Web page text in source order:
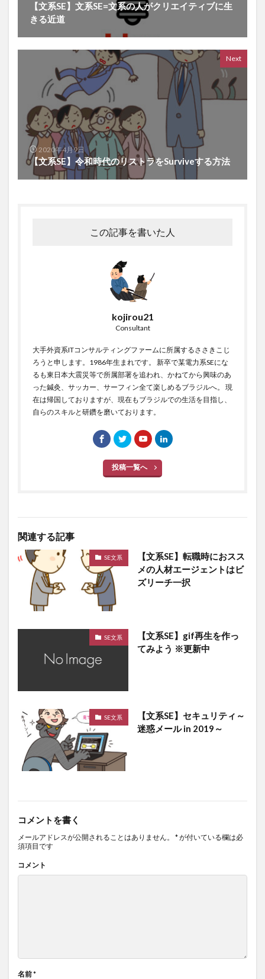
【文系SE】文系SE=文系の人がクリエイティブに生
きる近道
Next
2020年4月9日
【文系SE】令和時代のリストラをSurviveする方法
この記事を書いた人
kojirou21
Consultant
大手外資系ITコンサルティングファームに所属するささきこじ
ろうと申します。1986年生まれです。 新卒で某電力系SEにな
るも東日本大震災等で所属部署を追われ、かねてから興味のあ
った鍼灸、サッカー、サーフィン全て楽しめるブラジルへ。 現
在は帰国しておりますが、現在もブラジルでの生活を目指し、
自らのスキルと研鑽を磨いております。
投稿一覧へ
関連する記事
SE文系
【文系SE】転職時におスス
メの人材エージェントはビ
ズリーチ一択
SE文系
【文系SE】gif再生を作っ
てみよう ※更新中
SE文系
【文系SE】セキュリティ～
迷惑メール in 2019～
コメントを書く
メールアドレスが公開されることはありません。 *が付いている欄は必
須項目です
コメント
名前*